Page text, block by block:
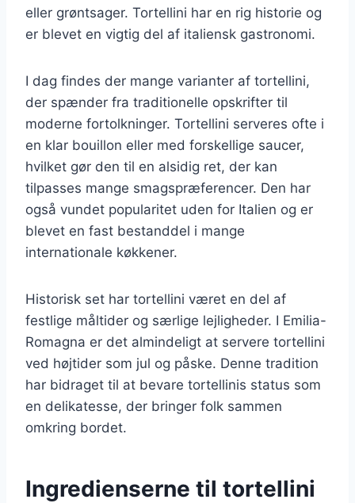
eller grøntsager. Tortellini har en rig historie og
er blevet en vigtig del af italiensk gastronomi.
I dag findes der mange varianter af tortellini,
der spænder fra traditionelle opskrifter til
moderne fortolkninger. Tortellini serveres ofte i
en klar bouillon eller med forskellige saucer,
hvilket gør den til en alsidig ret, der kan
tilpasses mange smagspræferencer. Den har
også vundet popularitet uden for Italien og er
blevet en fast bestanddel i mange
internationale køkkener.
Historisk set har tortellini været en del af
festlige måltider og særlige lejligheder. I Emilia-
Romagna er det almindeligt at servere tortellini
ved højtider som jul og påske. Denne tradition
har bidraget til at bevare tortellinis status som
en delikatesse, der bringer folk sammen
omkring bordet.
Ingredienserne til tortellini